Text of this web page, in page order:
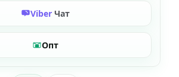
Viber Чат
Опт